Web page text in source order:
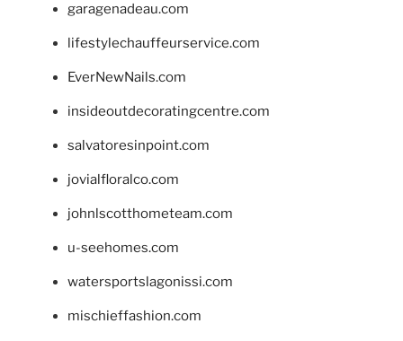
garagenadeau.com
lifestylechauffeurservice.com
EverNewNails.com
insideoutdecoratingcentre.com
salvatoresinpoint.com
jovialfloralco.com
johnlscotthometeam.com
u-seehomes.com
watersportslagonissi.com
mischieffashion.com